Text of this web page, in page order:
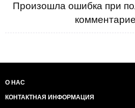
Произошла ошибка при
О НАС
КОНТАКТНАЯ ИНФОРМАЦИЯ